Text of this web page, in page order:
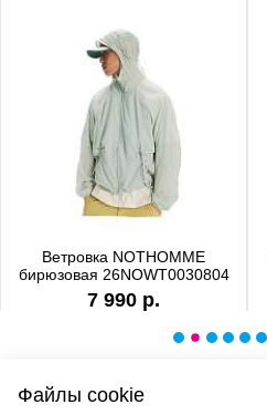
Ветровка NOTHOMME
бирюзовая 26NOWT0030804
7 990 р.
Файлы cookie